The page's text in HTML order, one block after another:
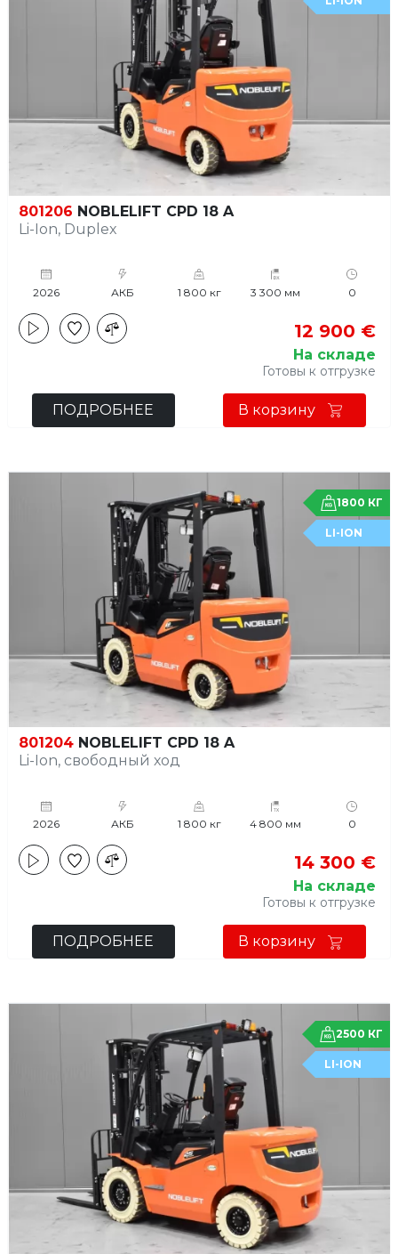
801206 NOBLELIFT CPD 18 A
Li-Ion, Duplex
2026 АКБ 1 800 кг 3 300 мм 0
12 900 €
На складе
Готовы к отгрузке
ПОДРОБНЕЕ В корзину
1800 КГ
LI-ION
801204 NOBLELIFT CPD 18 A
Li-Ion, свободный ход
2026 АКБ 1 800 кг 4 800 мм 0
14 300 €
На складе
Готовы к отгрузке
ПОДРОБНЕЕ В корзину
2500 КГ
LI-ION